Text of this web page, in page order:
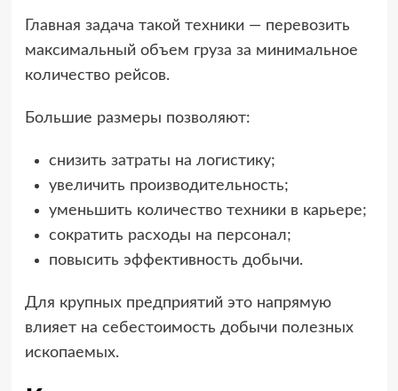
Главная задача такой техники — перевозить
максимальный объем груза за минимальное
количество рейсов.
Большие размеры позволяют:
снизить затраты на логистику;
увеличить производительность;
уменьшить количество техники в карьере;
сократить расходы на персонал;
повысить эффективность добычи.
Для крупных предприятий это напрямую
влияет на себестоимость добычи полезных
ископаемых.